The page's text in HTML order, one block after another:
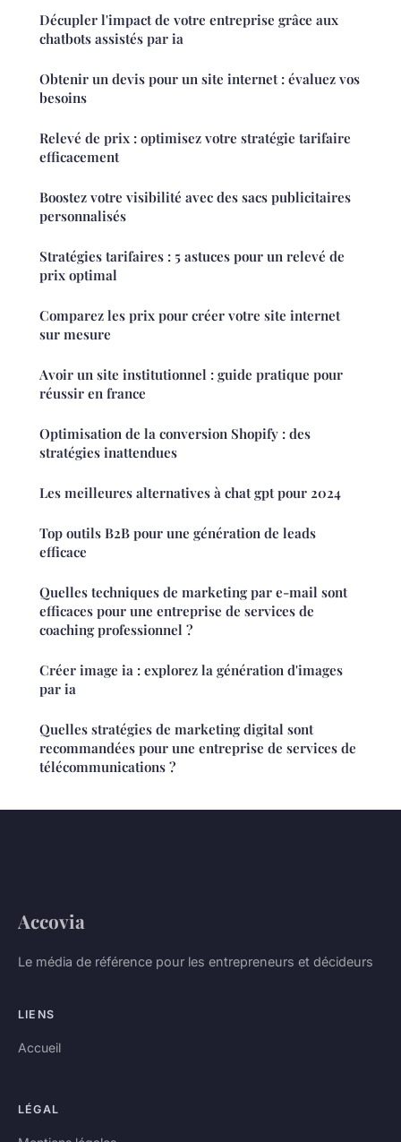
Décupler l'impact de votre entreprise grâce aux
chatbots assistés par ia
Obtenir un devis pour un site internet : évaluez vos
besoins
Relevé de prix : optimisez votre stratégie tarifaire
efficacement
Boostez votre visibilité avec des sacs publicitaires
personnalisés
Stratégies tarifaires : 5 astuces pour un relevé de
prix optimal
Comparez les prix pour créer votre site internet
sur mesure
Avoir un site institutionnel : guide pratique pour
réussir en france
Optimisation de la conversion Shopify : des
stratégies inattendues
Les meilleures alternatives à chat gpt pour 2024
Top outils B2B pour une génération de leads
efficace
Quelles techniques de marketing par e-mail sont
efficaces pour une entreprise de services de
coaching professionnel ?
Créer image ia : explorez la génération d'images
par ia
Quelles stratégies de marketing digital sont
recommandées pour une entreprise de services de
télécommunications ?
Accovia
Le média de référence pour les entrepreneurs et décideurs
LIENS
Accueil
LÉGAL